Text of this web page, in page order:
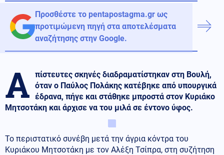
Προσθέστε το pentapostagma.gr ως
προτιμώμενη πηγή στα αποτελέσματα
αναζήτησης στην Google.
Α πίστευτες σκηνές διαδραματίστηκαν στη Βουλή,
όταν ο Παύλος Πολάκης κατέβηκε από υπουργικά
έδρανα, πήγε και στάθηκε μπροστά στον Κυριάκο
Μητσοτάκη και άρχισε να του μιλά σε έντονο ύφος.
Το περιστατικό συνέβη μετά την άγρια κόντρα του
Κυριάκου Μητσοτάκη με τον Αλέξη Τσίπρα, στη συζήτηση